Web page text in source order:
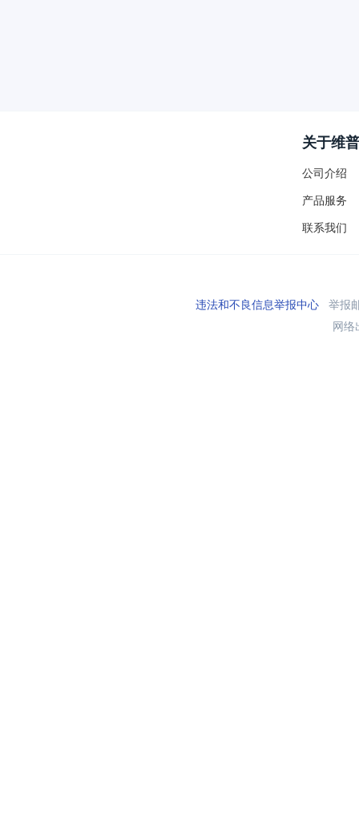
关于维普
公司介绍
产品服务
联系我们
违法和不良信息举报中心举报
网